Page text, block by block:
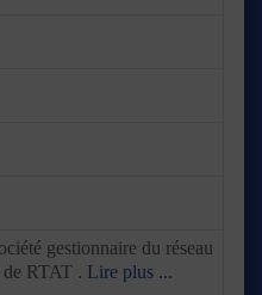
gestionnaire du réseau
de RTAT . Lire plus ...